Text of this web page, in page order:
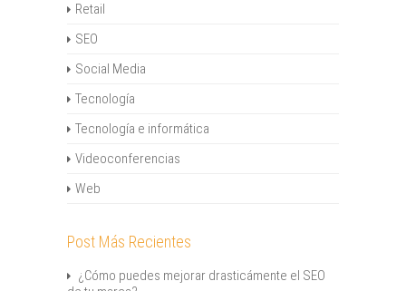
Retail
SEO
Social Media
Tecnología
Tecnología e informática
Videoconferencias
Web
Post Más Recientes
¿Cómo puedes mejorar drasticámente el SEO